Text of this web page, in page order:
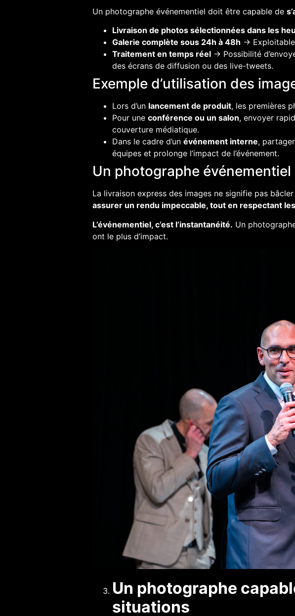
Un photographe événementiel doit être capable de
Livraison de photos sélectionnées dans les
Galerie complète sous 24h à 48h →
Traitement en temps réel → Possibilité
des écrans de diffusion ou des live-tweets.
Exemple d’utilisation des
Lors d’un lancement de produit, les premières
Pour une conférence ou un salon, envoyer
couverture médiatique.
Dans le cadre d’un événement interne,
équipes et prolonge l’impact de l’événement.
Un photographe
La livraison express des images ne signifie pas
assurer un rendu impeccable, tout en respectant
L’événementiel, c’est l’instantanéité. Un
ont le plus d’impact.
Un photographe
situations